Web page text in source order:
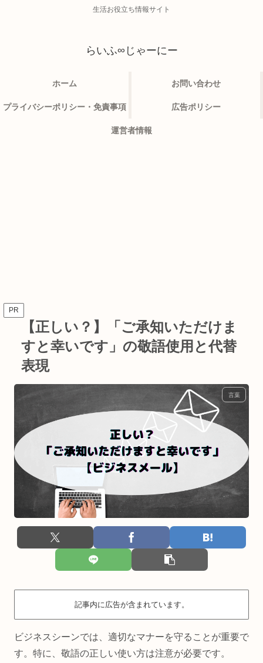
生活お役立ち情報サイト
らいふ∞じゃーにー
ホーム お問い合わせ
プライバシーポリシー・免責事項 広告ポリシー
運営者情報
PR
【正しい？】「ご承知いただけま
すと幸いです」の敬語使用と代替
表現
言葉
記事内に広告が含まれています。
ビジネスシーンでは、適切なマナーを守ることが重要で
す。特に、敬語の正しい使い方は注意が必要です。